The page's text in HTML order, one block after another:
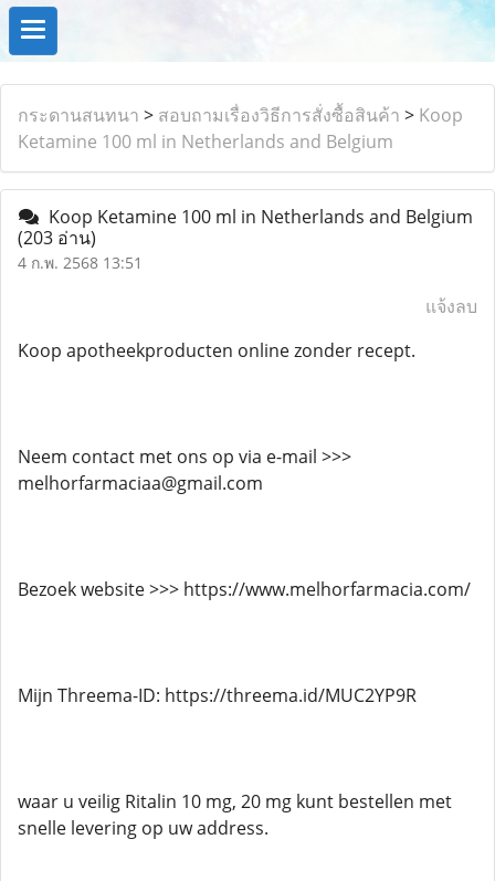
กระดานสนทนา > สอบถามเรื่องวิธีการสั่งซื้อสินค้า > Koop
Ketamine 100 ml in Netherlands and Belgium
Koop Ketamine 100 ml in Netherlands and Belgium
(203 อ่าน)
4 ก.พ. 2568 13:51
แจ้งลบ
Koop apotheekproducten online zonder recept.
Neem contact met ons op via e-mail >>>
melhorfarmaciaa@gmail.com
Bezoek website >>> https://www.melhorfarmacia.com/
Mijn Threema-ID: https://threema.id/MUC2YP9R
waar u veilig Ritalin 10 mg, 20 mg kunt bestellen met
snelle levering op uw address.